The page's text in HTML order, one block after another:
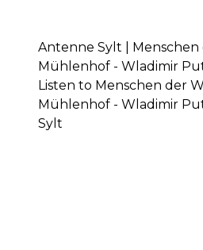
Antenne Sylt | Menschen
Mühlenhof - Wladimir
Listen to Menschen der
Mühlenhof - Wladimir
Sylt